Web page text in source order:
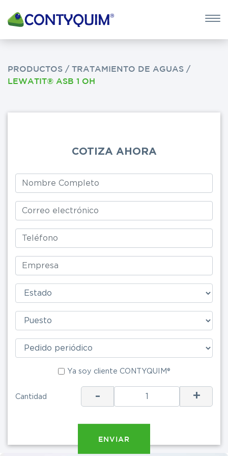
×
POTASA
PRODUCTOS / TRATAMIENTO DE AGUAS /
LEWATIT® ASB 1 OH
COTIZA AHORA
Ya soy cliente CONTYQUIM®
Cantidad - +
ENVIAR